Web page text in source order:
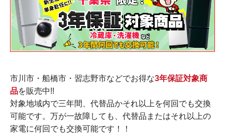
市川市・船橋市・習志野市などでお得な3年保証対象商
品を販売中!!
対象地域内で三年間、代替品かそれ以上を何回でも交換
可能です。万が一故障しても、代替品またはそれ以上の
家電に何回でも交換可能です！！